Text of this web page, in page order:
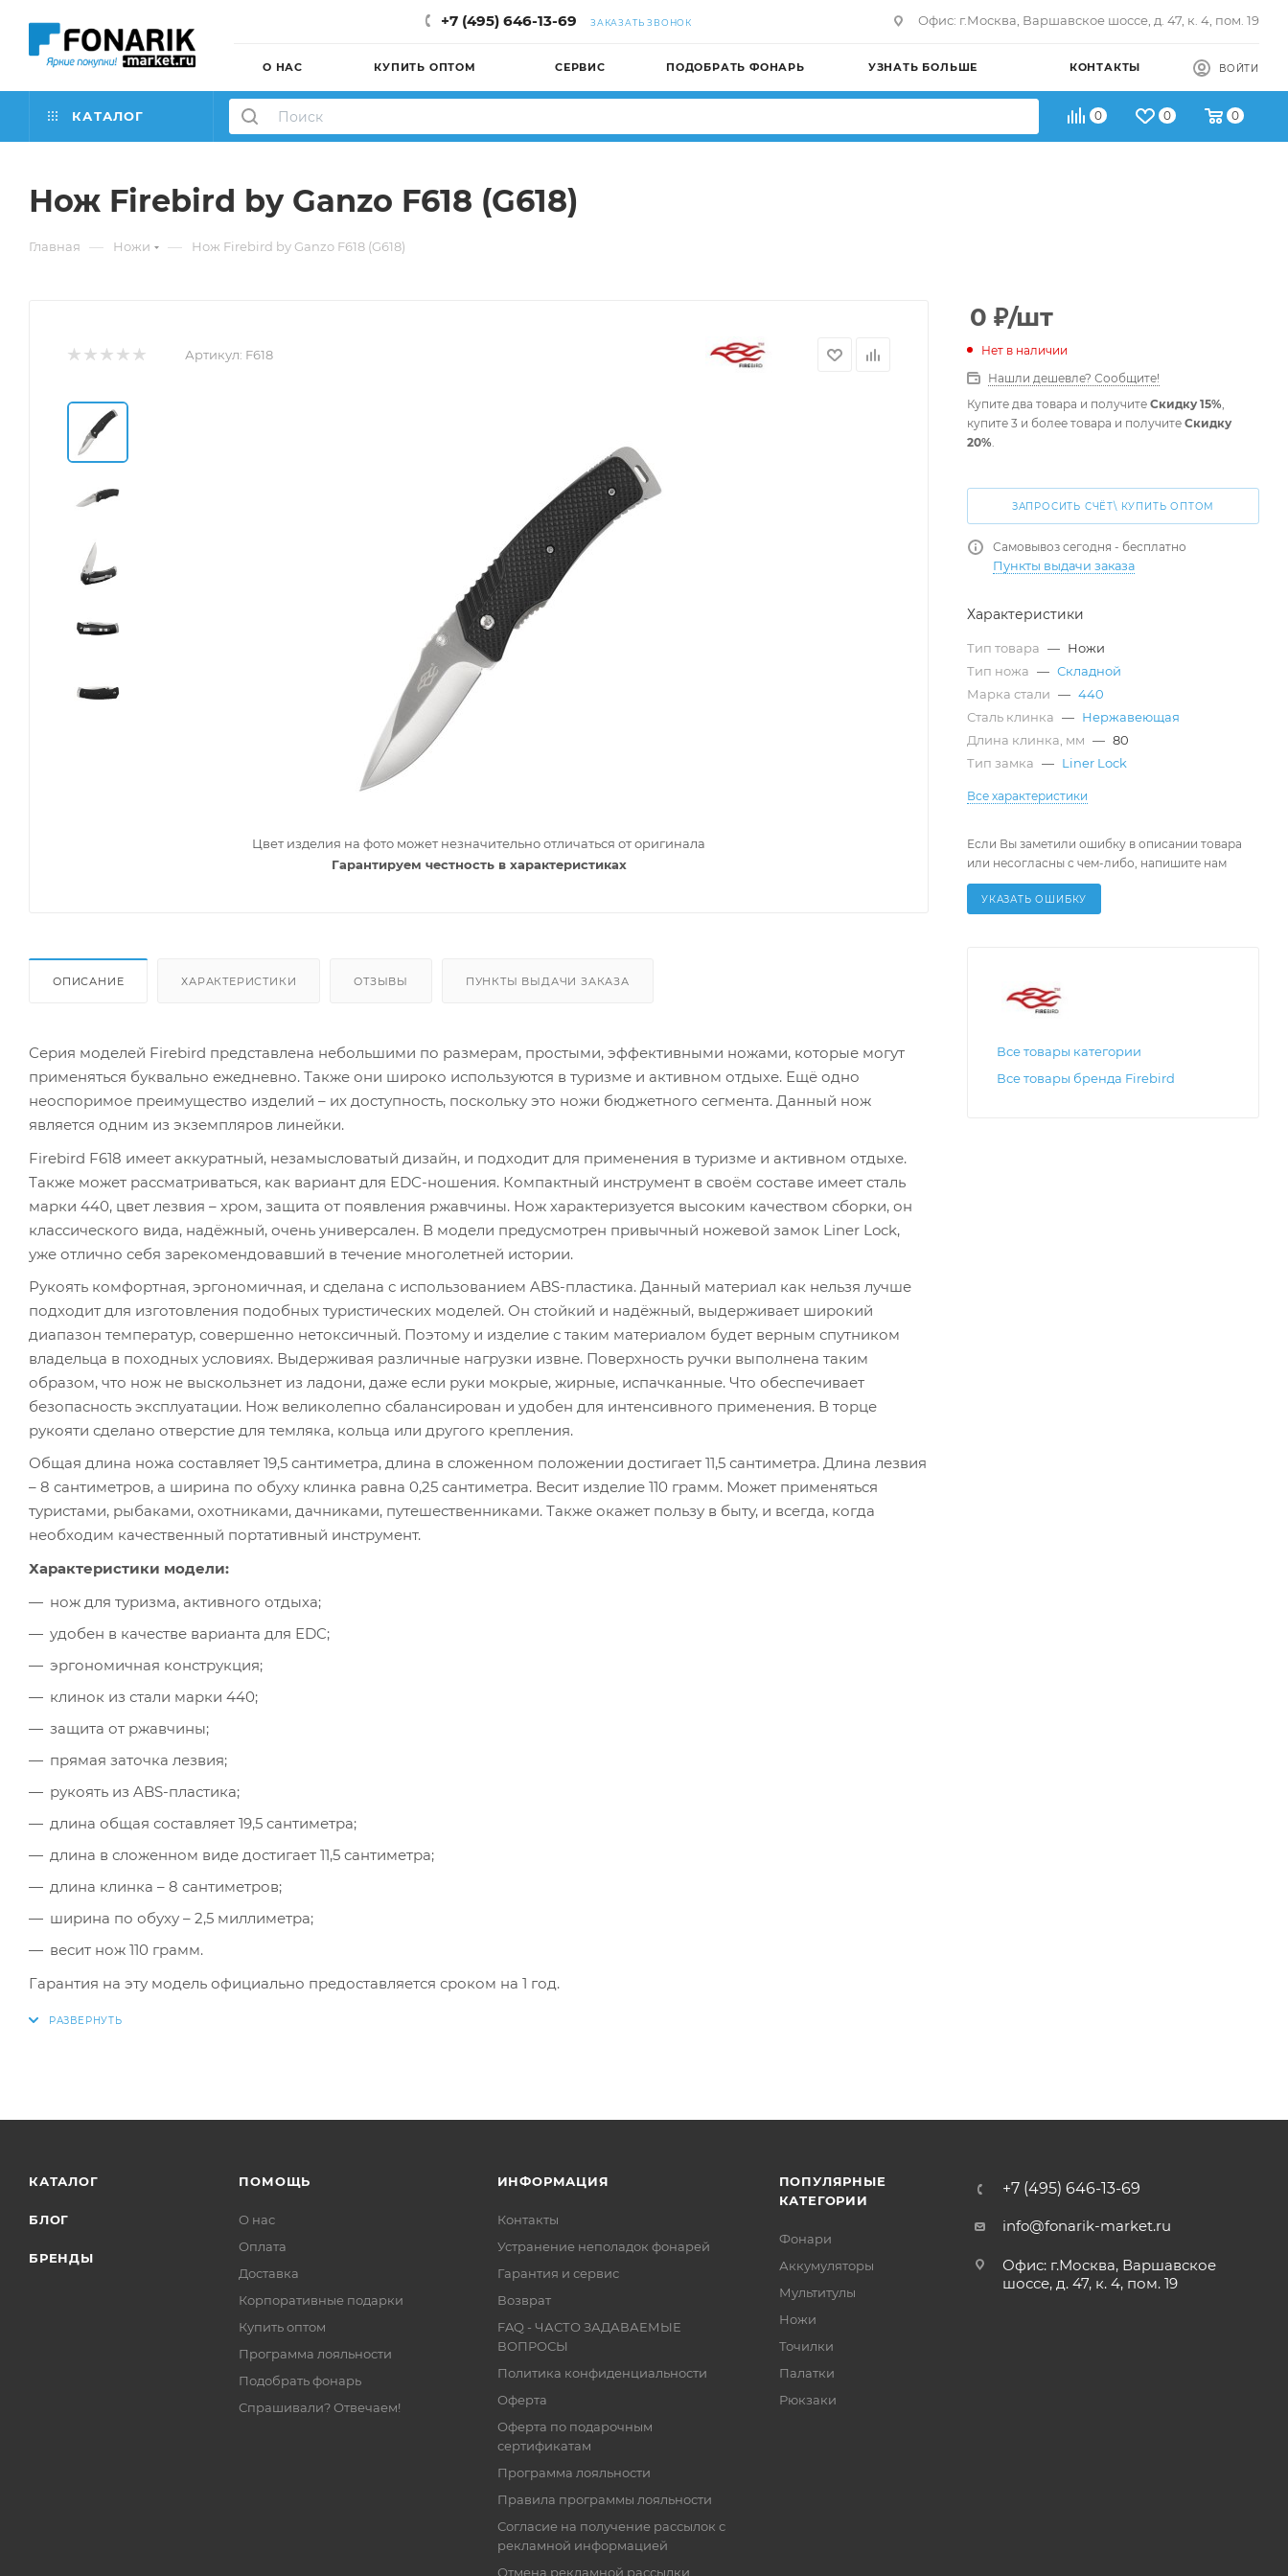
+7 (495) 646-13-69 ЗАКАЗАТЬ ЗВОНОК Офис: г.Москва, Варшавское шоссе, д. 47, к. 4, пом. 19
О НАС КУПИТЬ ОПТОМ СЕРВИС ПОДОБРАТЬ ФОНАРЬ УЗНАТЬ БОЛЬШЕ КОНТАКТЫ ВОЙТИ
КАТАЛОГ 0 0 0
Нож Firebird by Ganzo F618 (G618)
Главная — Ножи — Нож Firebird by Ganzo F618 (G618)
Артикул: F618
Цвет изделия на фото может незначительно отличаться от оригинала
Гарантируем честность в характеристиках
ОПИСАНИЕ ХАРАКТЕРИСТИКИ ОТЗЫВЫ ПУНКТЫ ВЫДАЧИ ЗАКАЗА
Серия моделей Firebird представлена небольшими по размерам, простыми, эффективными ножами, которые могут
применяться буквально ежедневно. Также они широко используются в туризме и активном отдыхе. Ещё одно
неоспоримое преимущество изделий – их доступность, поскольку это ножи бюджетного сегмента. Данный нож
является одним из экземпляров линейки.
Firebird F618 имеет аккуратный, незамысловатый дизайн, и подходит для применения в туризме и активном отдыхе.
Также может рассматриваться, как вариант для EDC-ношения. Компактный инструмент в своём составе имеет сталь
марки 440, цвет лезвия – хром, защита от появления ржавчины. Нож характеризуется высоким качеством сборки, он
классического вида, надёжный, очень универсален. В модели предусмотрен привычный ножевой замок Liner Lock,
уже отлично себя зарекомендовавший в течение многолетней истории.
Рукоять комфортная, эргономичная, и сделана с использованием ABS-пластика. Данный материал как нельзя лучше
подходит для изготовления подобных туристических моделей. Он стойкий и надёжный, выдерживает широкий
диапазон температур, совершенно нетоксичный. Поэтому и изделие с таким материалом будет верным спутником
владельца в походных условиях. Выдерживая различные нагрузки извне. Поверхность ручки выполнена таким
образом, что нож не выскользнет из ладони, даже если руки мокрые, жирные, испачканные. Что обеспечивает
безопасность эксплуатации. Нож великолепно сбалансирован и удобен для интенсивного применения. В торце
рукояти сделано отверстие для темляка, кольца или другого крепления.
Общая длина ножа составляет 19,5 сантиметра, длина в сложенном положении достигает 11,5 сантиметра. Длина лезвия
– 8 сантиметров, а ширина по обуху клинка равна 0,25 сантиметра. Весит изделие 110 грамм. Может применяться
туристами, рыбаками, охотниками, дачниками, путешественниками. Также окажет пользу в быту, и всегда, когда
необходим качественный портативный инструмент.
Характеристики модели:
нож для туризма, активного отдыха;
удобен в качестве варианта для EDC;
эргономичная конструкция;
клинок из стали марки 440;
защита от ржавчины;
прямая заточка лезвия;
рукоять из ABS-пластика;
длина общая составляет 19,5 сантиметра;
длина в сложенном виде достигает 11,5 сантиметра;
длина клинка – 8 сантиметров;
ширина по обуху – 2,5 миллиметра;
весит нож 110 грамм.
Гарантия на эту модель официально предоставляется сроком на 1 год.
0 ₽/шт
Нет в наличии
Нашли дешевле? Сообщите!
Купите два товара и получите Скидку 15%
купите 3 и более товара и получите Скидку
20%
ЗАПРОСИТЬ СЧЁТ\ КУПИТЬ ОПТОМ
Самовывоз сегодня - бесплатно
Пункты выдачи заказа
Характеристики
Тип товара — Ножи
Тип ножа — Складной
Марка стали — 440
Сталь клинка — Нержавеющая
Длина клинка, мм — 80
Тип замка — Liner Lock
Все характеристики
Если Вы заметили ошибку в описании товара
или несогласны с чем-либо, напишите нам
УКАЗАТЬ ОШИБКУ
Все товары категории
Все товары бренда Firebird
КАТАЛОГ
БЛОГ
БРЕНДЫ
ПОМОЩЬ
О нас
Оплата
Доставка
Корпоративные подарки
Купить оптом
Программа лояльности
Подобрать фонарь
Спрашивали? Отвечаем!
ИНФОРМАЦИЯ
Контакты
Устранение неполадок фонарей
Гарантия и сервис
Возврат
FAQ - ЧАСТО ЗАДАВАЕМЫЕ
ВОПРОСЫ
Политика конфиденциальности
Оферта
Оферта по подарочным
сертификатам
Программа лояльности
Правила программы лояльности
Согласие на получение рассылок с
рекламной информацией
Отмена рекламной рассылки
ПОПУЛЯРНЫЕ
КАТЕГОРИИ
Фонари
Аккумуляторы
Мультитулы
Ножи
Точилки
Палатки
Рюкзаки
+7 (495) 646-13-69
info@fonarik-market.ru
Офис: г.Москва, Варшавское
шоссе, д. 47, к. 4, пом. 19